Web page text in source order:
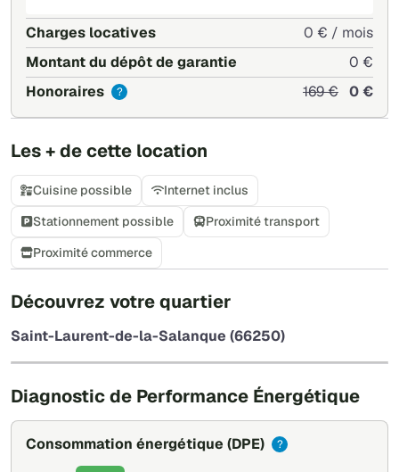
Charges locatives
0 € / mois
Montant du dépôt de garantie
0 €
Honoraires
? 169 € 0 €
Les + de cette location
Cuisine possible
Internet inclus
Stationnement possible
Proximité transport
Proximité commerce
Découvrez votre quartier
Saint-Laurent-de-la-Salanque (66250)
Diagnostic de Performance Énergétique
Consommation énergétique (DPE) ?